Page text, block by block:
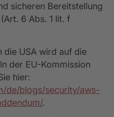
sicheren Bereitstellung
6 Abs. 1 lit. f
die USA wird auf die
der EU-Kommission
hier:
de/blogs/security/aws-
.